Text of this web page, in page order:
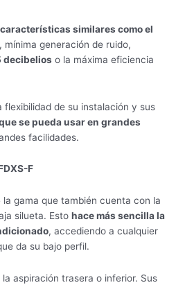
características similares como el
, mínima generación de ruido,
decibelios o la máxima eficiencia
flexibilidad de su instalación y sus
se pueda usar en grandes
facilidades.
F
gama que también cuenta con la
silueta. Esto hace más sencilla la
, accediendo a cualquier
da su bajo perfil.
aspiración trasera o inferior. Sus